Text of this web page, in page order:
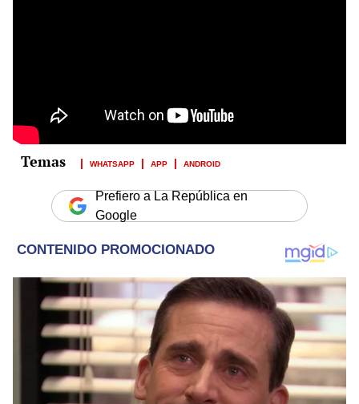
WHATSAPP APP ANDROID
Prefiero a La República en
Google